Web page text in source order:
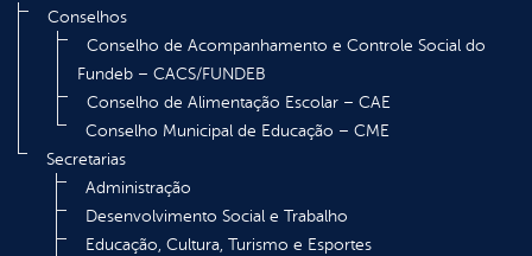
Conselhos
Conselho de Acompanhamento e Controle Social do
Fundeb – CACS/FUNDEB
Conselho de Alimentação Escolar – CAE
Conselho Municipal de Educação – CME
Secretarias
Administração
Desenvolvimento Social e Trabalho
Educação, Cultura, Turismo e Esportes